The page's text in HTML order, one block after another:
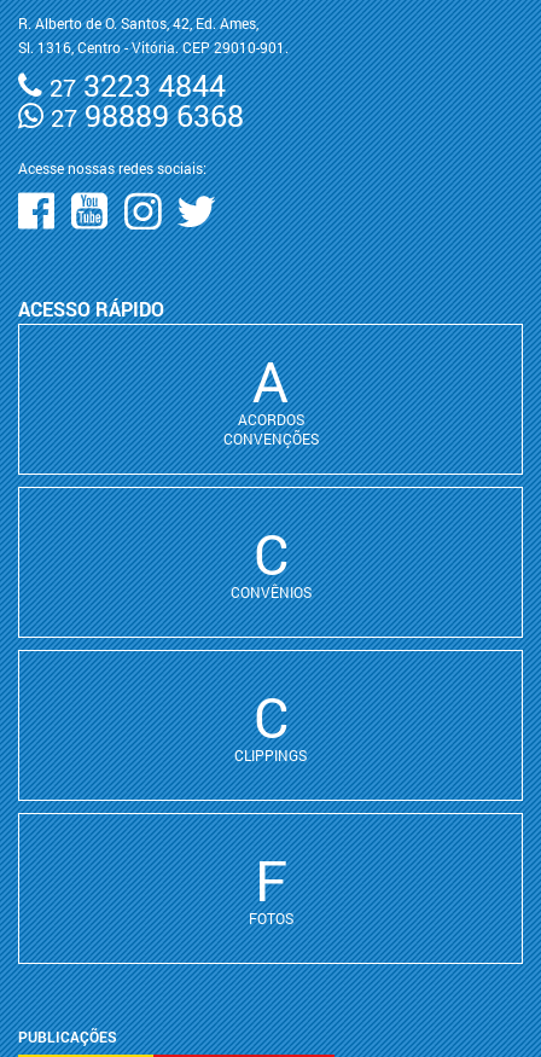
R. Alberto de O. Santos, 42, Ed. Ames,
Sl. 1316, Centro - Vitória. CEP 29010-901.
273223 4844
2798889 6368
Acesse nossas redes sociais:
ACESSO RÁPIDO
A
ACORDOS
CONVENÇÕES
C
CONVÊNIOS
C
CLIPPINGS
F
FOTOS
PUBLICAÇÕES